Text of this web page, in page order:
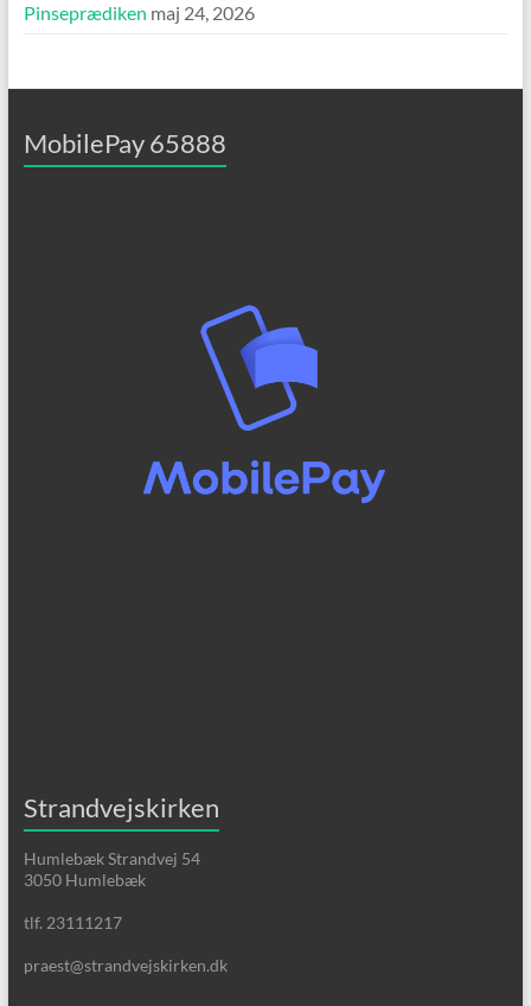
Pinseprædiken maj 24, 2026
MobilePay 65888
Strandvejskirken
Humlebæk Strandvej 54
3050 Humlebæk
tlf. 23111217
praest@strandvejskirken.dk